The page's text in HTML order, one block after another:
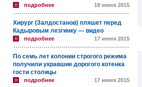
подробнее 18 июня 2015
Хирург (Залдостанов) пляшет перед
Кадыровым лезгинку — видео
подробнее 17 июня 2015
По семь лет колонии строгого режима
получили укравшие дорогого котенка
гости столицы
подробнее 17 июня 2015